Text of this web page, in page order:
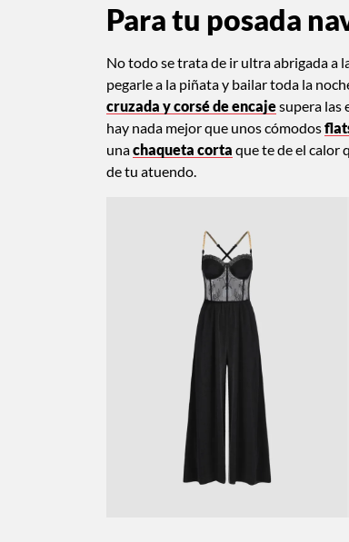
Para tu posada
No todo se trata de ir ultra abrigada a
pegarle a la piñata y bailar toda la
cruzada y corsé de encajesupera las
hay nada mejor que unos cómodos
unachaqueta corta que te de el calor
de tu atuendo.